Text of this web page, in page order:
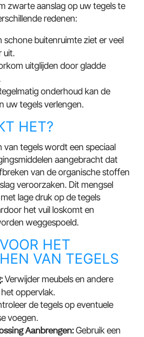
zwarte aanslag op uw tegels te
redenen:
schone buitenruimte ziet er veel
uit.
uitglijden door gladde
onderhoud kan de
uw tegels verlengen.
HET?
van tegels wordt een speciaal
aangebracht dat
van de organische stoffen
veroorzaken. Dit mengsel
lage druk op de tegels
het vuil loskomt en
weggespoeld.
HET
VAN TEGELS
Verwijder meubels en andere
oppervlak.
de tegels op eventuele
voegen.
Aanbrengen:Gebruik een